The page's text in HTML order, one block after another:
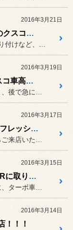
2016年3月21日
アルトターボRSに、待望のクスコ車高調取り付け
2016年3月19日
フォレスターSTI Verにクスコ車高調とプラスアルファの味付け
2016年3月17日
クスコ車高調でワゴンをリフレッシュ♪
2016年3月15日
多機能ブースト計をワゴンRに取り付け
2016年3月14日
！！！